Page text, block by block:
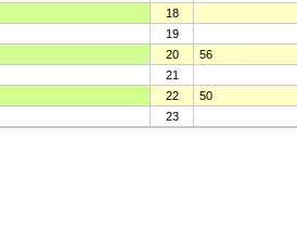
18
19
20 56
21
22 50
23